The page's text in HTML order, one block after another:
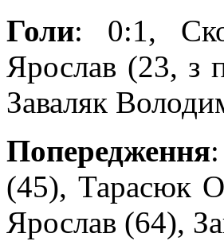
Голи: 0:1,
Ярослав (23, з
Заваляк
Попередження
(45), Тарасюк
Ярослав (64),